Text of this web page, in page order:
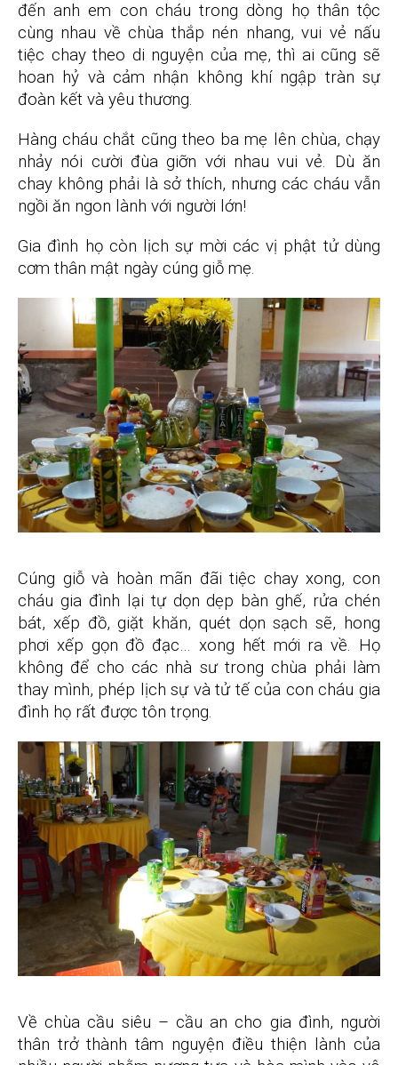
đến anh em con cháu trong dòng họ thân tộc
cùng nhau về chùa thắp nén nhang, vui vẻ nấu
tiệc chay theo di nguyện của mẹ, thì ai cũng sẽ
hoan hỷ và cảm nhận không khí ngập tràn sự
đoàn kết và yêu thương.
Hàng cháu chắt cũng theo ba mẹ lên chùa, chạy
nhảy nói cười đùa giỡn với nhau vui vẻ. Dù ăn
chay không phải là sở thích, nhưng các cháu vẫn
ngồi ăn ngon lành với người lớn!
Gia đình họ còn lịch sự mời các vị phật tử dùng
cơm thân mật ngày cúng giỗ mẹ.
Cúng giỗ và hoàn mãn đãi tiệc chay xong, con
cháu gia đình lại tự dọn dẹp bàn ghế, rửa chén
bát, xếp đồ, giặt khăn, quét dọn sạch sẽ, hong
phơi xếp gọn đồ đạc… xong hết mới ra về. Họ
không để cho các nhà sư trong chùa phải làm
thay mình, phép lịch sự và tử tế của con cháu gia
đình họ rất được tôn trọng.
Về chùa cầu siêu – cầu an cho gia đình, người
thân trở thành tâm nguyện điều thiện lành của